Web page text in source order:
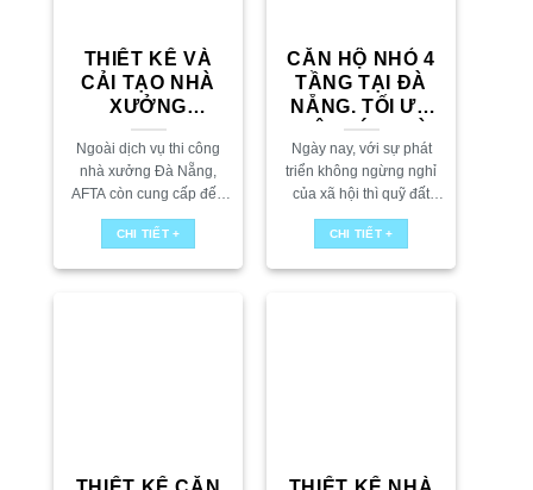
THIẾT KẾ VÀ
CẢI TẠO NHÀ
XƯỞNG
43.000M2 TẠI
QUẢNG NAM
Ngoài dịch vụ thi công
nhà xưởng Đà Nẵng,
AFTA còn cung cấp đến
quý khách hàng đơn giá
thiết kế nhà xưởng Đà
CHI TIẾT +
CĂN HỘ NHỎ 4
TẦNG TẠI ĐÀ
NẴNG. TỐI ƯU
DIỆN TÍCH VÀ
CÔNG NĂNG
Ngày nay, với sự phát
triển không ngừng nghỉ
của xã hội thì quỹ đất
trống tại các thành phố
lớn ngày càng bị thu hẹp.
CHI TIẾT +